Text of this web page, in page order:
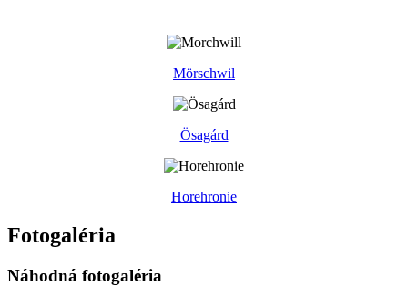
Mörschwil
Ösagárd
Horehronie
Fotogaléria
Náhodná fotogaléria